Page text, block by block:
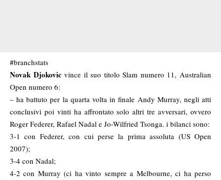
‪#‎branchstats‬
Novak Djokovicvince il suo titolo Slam numero 11, Australian
Open numero 6:
– ha battuto per la quarta volta in finale Andy Murray, negli atti
conclusivi poi vinti ha affrontato solo altri tre avversari, ovvero
Roger Federer, Rafael Nadal e Jo-Wilfried Tsonga. i bilanci sono:
3-1 con Federer, con cui perse la prima assoluta (US Open
2007);
3-4 con Nadal;
4-2 con Murray (ci ha vinto sempre a Melbourne, ci ha perso